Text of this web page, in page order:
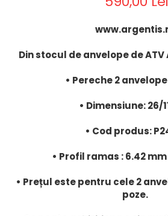
Din stocul de anvelope de
• Pereche 2 anvelope
• Dimensiune: 26/
• Cod produs:
• Profil ramas : 6.42
• Prețul este pentru cele 2
poze.